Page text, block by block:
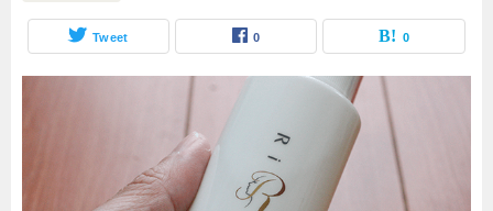
Tweet 0 0